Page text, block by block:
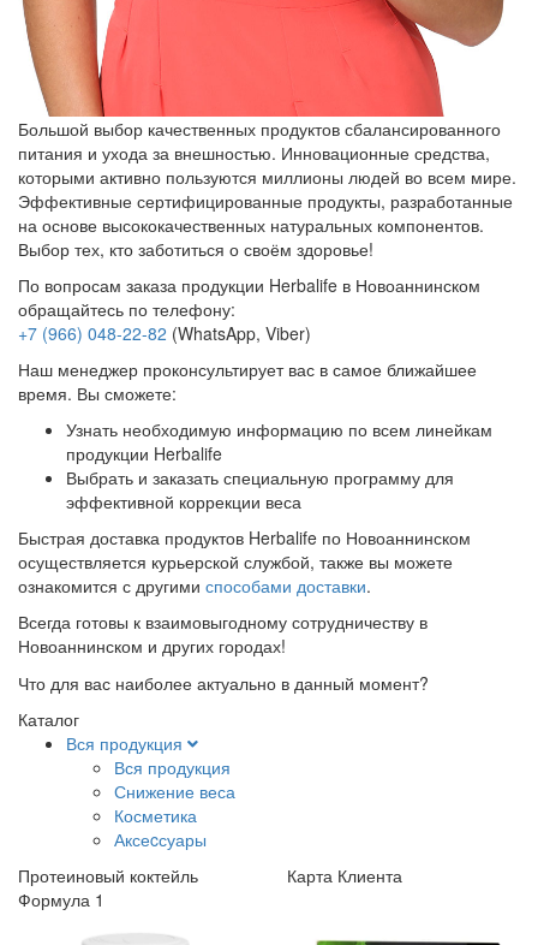
Большой выбор качественных продуктов сбалансированного
питания и ухода за внешностью. Инновационные средства,
которыми активно пользуются миллионы людей во всем мире.
Эффективные сертифицированные продукты, разработанные
на основе высококачественных натуральных компонентов.
Выбор тех, кто заботиться о своём здоровье!
По вопросам заказа продукции Herbalife в Новоаннинском
обращайтесь по телефону:
+7 (966) 048-22-82 (WhatsApp, Viber)
Наш менеджер проконсультирует вас в самое ближайшее
время. Вы сможете:
Узнать необходимую информацию по всем линейкам
продукции Herbalife
Выбрать и заказать специальную программу для
эффективной коррекции веса
Быстрая доставка продуктов Herbalife по Новоаннинском
осуществляется курьерской службой, также вы можете
ознакомится с другими способами доставки.
Всегда готовы к взаимовыгодному сотрудничеству в
Новоаннинском и других городах!
Что для вас наиболее актуально в данный момент?
Каталог
Вся продукция
Вся продукция
Снижение веса
Косметика
Аксеcсуары
Протеиновый коктейль
Формула 1
Карта Клиента